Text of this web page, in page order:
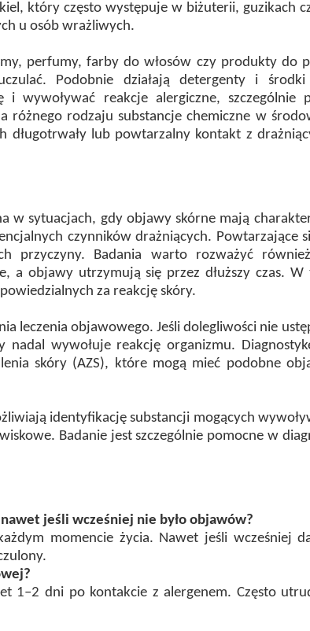
który często występuje w biżuterii, guzikach
u osób wrażliwych.
perfumy, farby do włosów czy produkty do
Podobnie działają detergenty i
i wywoływać reakcje alergiczne, szczególnie
różnego rodzaju substancje chemiczne w
lub powtarzalny kontakt z
w sytuacjach, gdy objawy skórne mają
czynników drażniących. Powtarzające
przyczyny. Badania warto rozważyć
a objawy utrzymują się przez dłuższy czas.
za reakcję skóry.
leczenia objawowego. Jeśli dolegliwości nie
wywołuje reakcję organizmu.
skóry (AZS), które mogą mieć podobne
identyfikację substancji mogących
Badanie jest szczególnie pomocne w
jeśli wcześniej nie było objawów?
momencie życia. Nawet jeśli wcześniej
1–2 dni po kontakcie z alergenem. Często